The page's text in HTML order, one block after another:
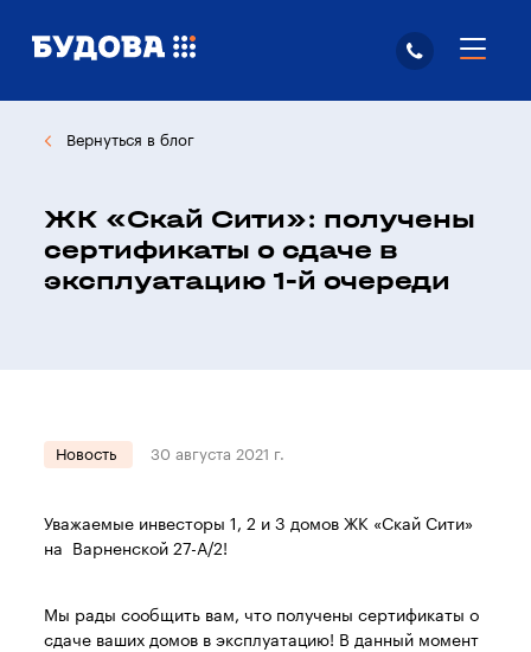
Вернуться в блог
ЖК «Скай Сити»: получены
сертификаты о сдаче в
эксплуатацию 1-й очереди
Новость 30 августа 2021 г.
Уважаемые инвесторы 1, 2 и 3 домов ЖК «Скай Сити»
на Варненской 27-А/2!
Мы рады сообщить вам, что получены сертификаты о
сдаче ваших домов в эксплуатацию! В данный момент